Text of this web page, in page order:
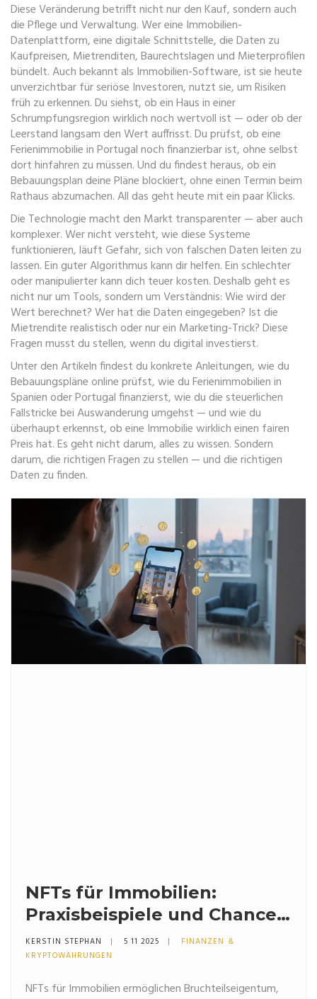
Diese Veränderung betrifft nicht nur den Kauf, sondern auch
die Pflege und Verwaltung. Wer eine Immobilien-
Datenplattform,eine digitale Schnittstelle, die Daten zu
Kaufpreisen, Mietrenditen, Baurechtslagen und Mieterprofilen
bündelt. Auch bekannt als Immobilien-Software, ist sie heute
unverzichtbar für seriöse Investoren, nutzt sie, um Risiken
früh zu erkennen. Du siehst, ob ein Haus in einer
Schrumpfungsregion wirklich noch wertvoll ist — oder ob der
Leerstand langsam den Wert auffrisst. Du prüfst, ob eine
Ferienimmobilie in Portugal noch finanzierbar ist, ohne selbst
dort hinfahren zu müssen. Und du findest heraus, ob ein
Bebauungsplan deine Pläne blockiert, ohne einen Termin beim
Rathaus abzumachen. All das geht heute mit ein paar Klicks.
Die Technologie macht den Markt transparenter — aber auch
komplexer. Wer nicht versteht, wie diese Systeme
funktionieren, läuft Gefahr, sich von falschen Daten leiten zu
lassen. Ein guter Algorithmus kann dir helfen. Ein schlechter
oder manipulierter kann dich teuer kosten. Deshalb geht es
nicht nur um Tools, sondern um Verständnis: Wie wird der
Wert berechnet? Wer hat die Daten eingegeben? Ist die
Mietrendite realistisch oder nur ein Marketing-Trick? Diese
Fragen musst du stellen, wenn du digital investierst.
Unter den Artikeln findest du konkrete Anleitungen, wie du
Bebauungspläne online prüfst, wie du Ferienimmobilien in
Spanien oder Portugal finanzierst, wie du die steuerlichen
Fallstricke bei Auswanderung umgehst — und wie du
überhaupt erkennst, ob eine Immobilie wirklich einen fairen
Preis hat. Es geht nicht darum, alles zu wissen. Sondern
darum, die richtigen Fragen zu stellen — und die richtigen
Daten zu finden.
NFTs für Immobilien:
Praxisbeispiele und Chancen
in Deutschland
KERSTIN STEPHAN 5 11 2025
FINANZEN &
KRYPTOWÄHRUNGEN
NFTs für Immobilien ermöglichen Bruchteilseigentum,